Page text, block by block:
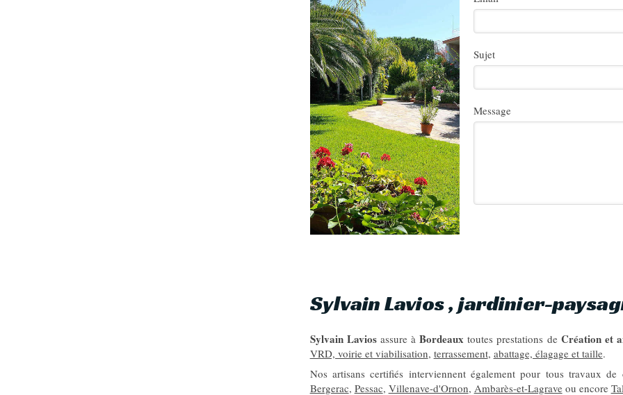
Sujet
Message
Sylvain Lavios , jardinier-
Sylvain Lavios assure àBordeaux toutes prestations de Création et
VRD, voirie et viabilisation, terrassement, abattage, élagage et taille.
Nos artisans certifiés interviennent également pour tous travaux de
Bergerac, Pessac, Villenave-d'Ornon, Ambarès-et-Lagraveou encore